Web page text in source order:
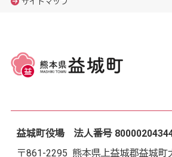
益城町役場 法人番号
〒861-2295 熊本県上益城郡益城町